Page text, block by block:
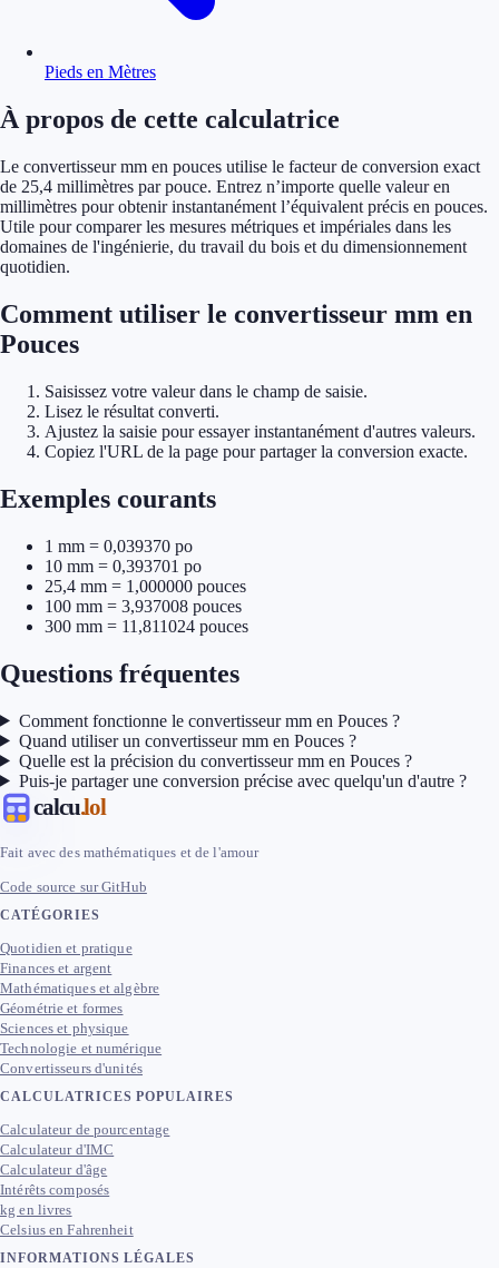
Pieds en Mètres
À propos de cette calculatrice
Le convertisseur mm en pouces utilise le facteur de conversion exact
de 25,4 millimètres par pouce. Entrez n’importe quelle valeur en
millimètres pour obtenir instantanément l’équivalent précis en pouces.
Utile pour comparer les mesures métriques et impériales dans les
domaines de l'ingénierie, du travail du bois et du dimensionnement
quotidien.
Comment utiliser le convertisseur mm en
Pouces
Saisissez votre valeur dans le champ de saisie.
Lisez le résultat converti.
Ajustez la saisie pour essayer instantanément d'autres valeurs.
Copiez l'URL de la page pour partager la conversion exacte.
Exemples courants
1 mm = 0,039370 po
10 mm = 0,393701 po
25,4 mm = 1,000000 pouces
100 mm = 3,937008 pouces
300 mm = 11,811024 pouces
Questions fréquentes
Comment fonctionne le convertisseur mm en Pouces ?
Quand utiliser un convertisseur mm en Pouces ?
Quelle est la précision du convertisseur mm en Pouces ?
Puis-je partager une conversion précise avec quelqu'un d'autre ?
calcu.lol
Fait avec des mathématiques et de l'amour
Code source sur GitHub
CATÉGORIES
Quotidien et pratique
Finances et argent
Mathématiques et algèbre
Géométrie et formes
Sciences et physique
Technologie et numérique
Convertisseurs d'unités
CALCULATRICES POPULAIRES
Calculateur de pourcentage
Calculateur d'IMC
Calculateur d'âge
Intérêts composés
kg en livres
Celsius en Fahrenheit
INFORMATIONS LÉGALES